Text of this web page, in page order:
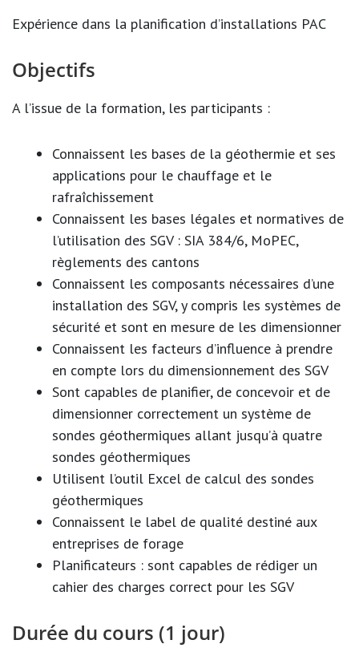
Expérience dans la planification d’installations PAC
Objectifs
A l’issue de la formation, les participants :
Connaissent les bases de la géothermie et ses
applications pour le chauffage et le
rafraîchissement
Connaissent les bases légales et normatives de
l’utilisation des SGV : SIA 384/6, MoPEC,
règlements des cantons
Connaissent les composants nécessaires d’une
installation des SGV, y compris les systèmes de
sécurité et sont en mesure de les dimensionner
Connaissent les facteurs d’influence à prendre
en compte lors du dimensionnement des SGV
Sont capables de planifier, de concevoir et de
dimensionner correctement un système de
sondes géothermiques allant jusqu’à quatre
sondes géothermiques
Utilisent l’outil Excel de calcul des sondes
géothermiques
Connaissent le label de qualité destiné aux
entreprises de forage
Planificateurs : sont capables de rédiger un
cahier des charges correct pour les SGV
Durée du cours (1 jour)